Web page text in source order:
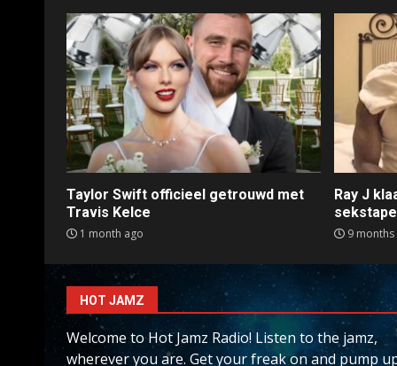
Taylor Swift officieel getrouwd met
Travis Kelce
1 month ago
Ray J
sekstape
9 months
HOT JAMZ
Welcome to Hot Jamz Radio! Listen to the jamz,
wherever you are. Get your freak on and pump